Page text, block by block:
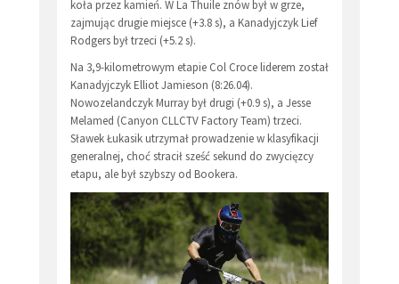
koła przez kamień. W La Thuile znów był w grze,
zajmując drugie miejsce (+3.8 s), a Kanadyjczyk Lief
Rodgers był trzeci (+5.2 s).
Na 3,9-kilometrowym etapie Col Croce liderem został
Kanadyjczyk Elliot Jamieson (8:26.04).
Nowozelandczyk Murray był drugi (+0.9 s), a Jesse
Melamed (Canyon CLLCTV Factory Team) trzeci.
Sławek Łukasik utrzymał prowadzenie w klasyfikacji
generalnej, choć stracił sześć sekund do zwycięzcy
etapu, ale był szybszy od Bookera.